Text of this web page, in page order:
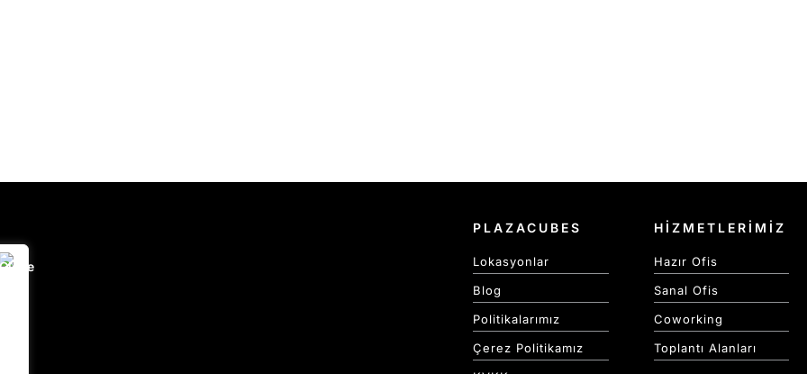
PLAZACUBES
Lokasyonlar
Blog
Politikalarımız
Çerez Politikamız
HİZMETLERİMİZ
Hazır Ofis
Sanal Ofis
Coworking
Toplantı Alanları